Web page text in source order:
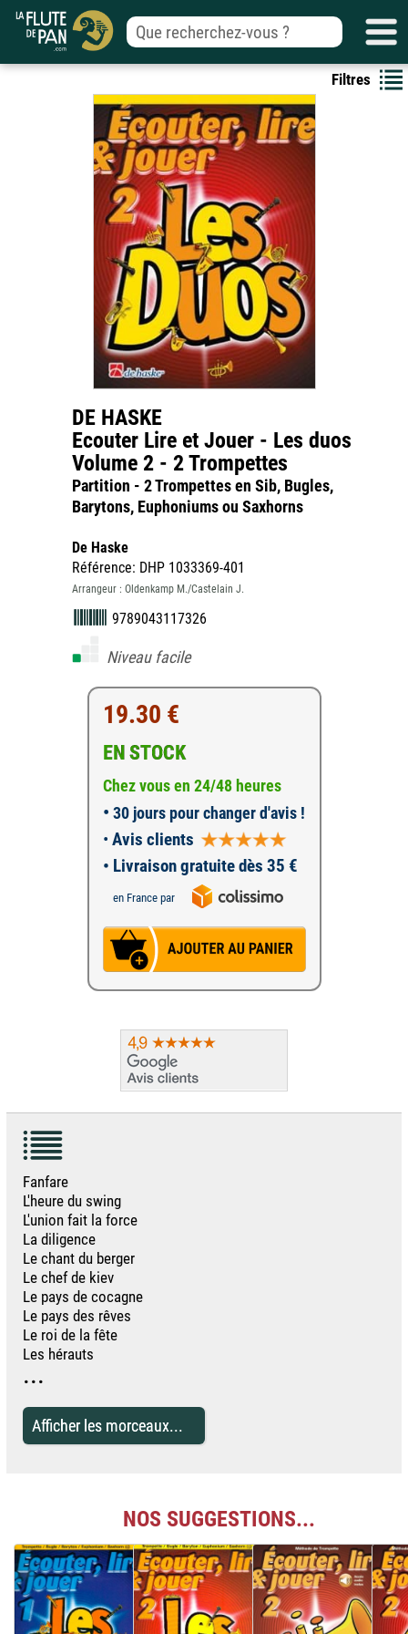
Filtres
DE HASKE
Ecouter Lire et Jouer - Les duos
Volume 2 - 2 Trompettes
Partition - 2 Trompettes en Sib, Bugles,
Barytons, Euphoniums ou Saxhorns
De Haske
Référence: DHP 1033369-401
Arrangeur : Oldenkamp M./Castelain J.
9789043117326
Niveau facile
19.30 €
EN STOCK
Chez vous en 24/48 heures
• 30 jours pour changer d'avis !
• Avis clients
• Livraison gratuite dès 35 €
en France par
Fanfare
L'heure du swing
L'union fait la force
La diligence
Le chant du berger
Le chef de kiev
Le pays de cocagne
Le pays des rêves
Le roi de la fête
Les hérauts
...
Afficher les morceaux...
NOS SUGGESTIONS...